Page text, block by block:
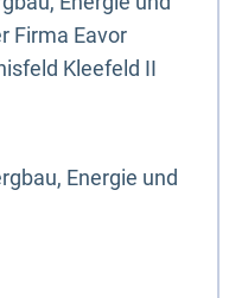
Firma Eavor
Kleefeld II
Energie und